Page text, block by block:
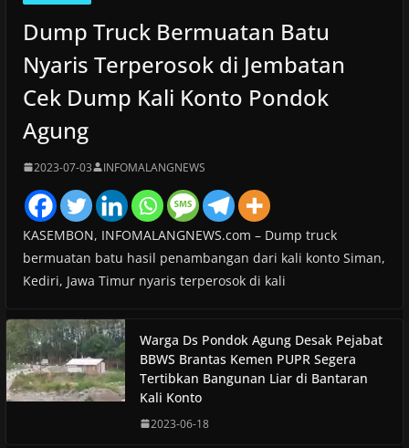
Dump Truck Bermuatan Batu
Nyaris Terperosok di Jembatan
Cek Dump Kali Konto Pondok
Agung
2023-07-03 INFOMALANGNEWS
KASEMBON, INFOMALANGNEWS.com – Dump truck
bermuatan batu hasil penambangan dari kali konto Siman,
Kediri, Jawa Timur nyaris terperosok di kali
Warga Ds Pondok Agung Desak Pejabat
BBWS Brantas Kemen PUPR Segera
Tertibkan Bangunan Liar di Bantaran
Kali Konto
2023-06-18